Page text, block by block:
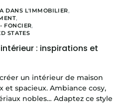
DANS L'IMMOBILIER,
,
FONCIER,
STATES
: inspirations et
un intérieur de maison
et spacieux. Ambiance cosy,
nobles… Adaptez ce style